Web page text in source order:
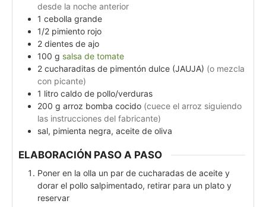
desde la noche anterior
1 cebolla grande
1/2 pimiento rojo
2 dientes de ajo
100 g salsa de tomate
2 cucharaditas de pimentón dulce (JAUJA) (o mezcla
con picante)
1 litro caldo de pollo/verduras
200 g arroz bomba cocido (cuece el arroz siguiendo
las instrucciones del fabricante)
sal, pimienta negra, aceite de oliva
ELABORACIÓN PASO A PASO
Poner en la olla un par de cucharadas de aceite y
dorar el pollo salpimentado, retirar para un plato y
reservar